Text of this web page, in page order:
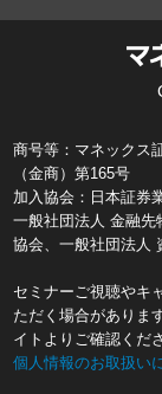
商号等：マネック
（金商）第165号
加入協会：日本証券
一般社団法人 金融先
協会、一般社団法人
セミナーご視聴やキ
ただく場合がありま
イトよりご確認くだ
個人情報のお取扱い